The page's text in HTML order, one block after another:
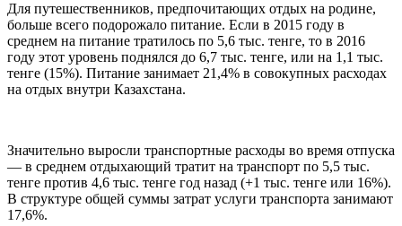
Для путешественников, предпочитающих отдых на родине,
больше всего подорожало питание. Если в 2015 году в
среднем на питание тратилось по 5,6 тыс. тенге, то в 2016
году этот уровень поднялся до 6,7 тыс. тенге, или на 1,1 тыс.
тенге (15%). Питание занимает 21,4% в совокупных расходах
на отдых внутри Казахстана.
Значительно выросли транспортные расходы во время отпуска
— в среднем отдыхающий тратит на транспорт по 5,5 тыс.
тенге против 4,6 тыс. тенге год назад (+1 тыс. тенге или 16%).
В структуре общей суммы затрат услуги транспорта занимают
17,6%.